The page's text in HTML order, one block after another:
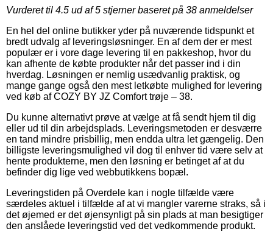
Vurderet til 4.5 ud af 5 stjerner baseret på 38 anmeldelser
En hel del online butikker yder på nuværende tidspunkt et
bredt udvalg af leveringsløsninger. En af dem der er mest
populær er i vore dage levering til en pakkeshop, hvor du
kan afhente de købte produkter når det passer ind i din
hverdag. Løsningen er nemlig usædvanlig praktisk, og
mange gange også den mest letkøbte mulighed for levering
ved køb af COZY BY JZ Comfort trøje – 38.
Du kunne alternativt prøve at vælge at få sendt hjem til dig
eller ud til din arbejdsplads. Leveringsmetoden er desværre
en tand mindre prisbillig, men endda ultra let gængelig. Den
billigste leveringsmulighed vil dog til enhver tid være selv at
hente produkterne, men den løsning er betinget af at du
befinder dig lige ved webbutikkens bopæl.
Leveringstiden på Overdele kan i nogle tilfælde være
særdeles aktuel i tilfælde af at vi mangler varerne straks, så i
det øjemed er det øjensynligt på sin plads at man besigtiger
den anslåede leveringstid ved det vedkommende produkt.